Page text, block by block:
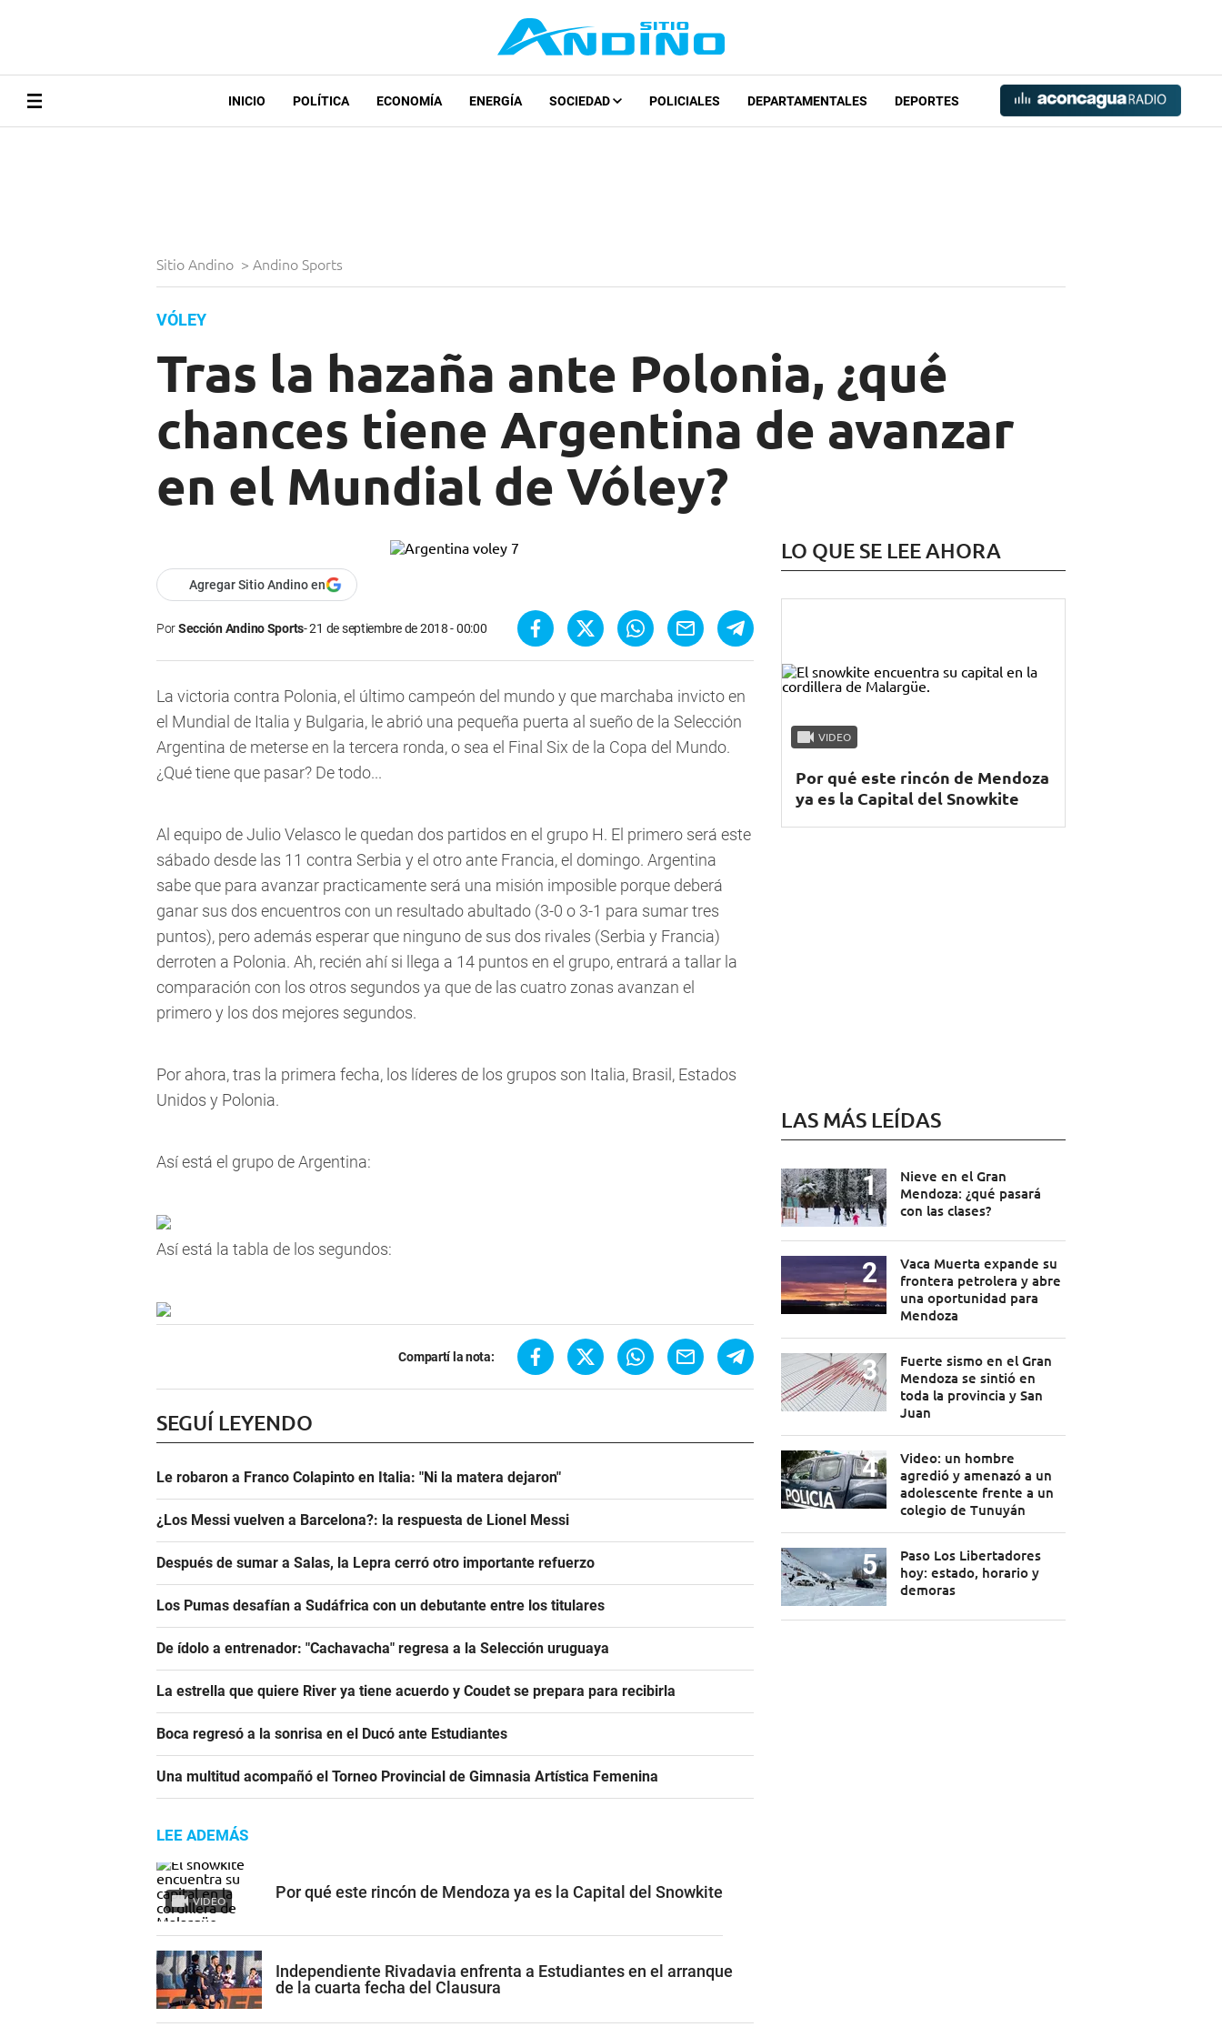
INICIO POLÍTICA ECONOMÍA ENERGÍA SOCIEDAD POLICIALES DEPARTAMENTALES DEPORTES
Sitio Andino > Andino Sports
VÓLEY
Tras la hazaña ante Polonia, ¿qué
chances tiene Argentina de avanzar
en el Mundial de Vóley?
Agregar Sitio Andino en
PorSección Andino Sports 21 de septiembre de 2018 - 00:00
La victoria contra Polonia, el último campeón del mundo y que marchaba invicto en
el Mundial de Italia y Bulgaria, le abrió una pequeña puerta al sueño de la Selección
Argentina de meterse en la tercera ronda, o sea el Final Six de la Copa del Mundo.
¿Qué tiene que pasar? De todo...
Al equipo de Julio Velasco le quedan dos partidos en el grupo H. El primero será este
sábado desde las 11 contra Serbia y el otro ante Francia, el domingo. Argentina
sabe que para avanzar practicamente será una misión imposible porque deberá
ganar sus dos encuentros con un resultado abultado (3-0 o 3-1 para sumar tres
puntos), pero además esperar que ninguno de sus dos rivales (Serbia y Francia)
derroten a Polonia. Ah, recién ahí si llega a 14 puntos en el grupo, entrará a tallar la
comparación con los otros segundos ya que de las cuatro zonas avanzan el
primero y los dos mejores segundos.
Por ahora, tras la primera fecha, los líderes de los grupos son Italia, Brasil, Estados
Unidos y Polonia.
Así está el grupo de Argentina:
Así está la tabla de los segundos:
Compartí la nota:
SEGUÍ LEYENDO
Le robaron a Franco Colapinto en Italia: "Ni la matera dejaron"
¿Los Messi vuelven a Barcelona?: la respuesta de Lionel Messi
Después de sumar a Salas, la Lepra cerró otro importante refuerzo
Los Pumas desafían a Sudáfrica con un debutante entre los titulares
De ídolo a entrenador: "Cachavacha" regresa a la Selección uruguaya
La estrella que quiere River ya tiene acuerdo y Coudet se prepara para recibirla
Boca regresó a la sonrisa en el Ducó ante Estudiantes
Una multitud acompañó el Torneo Provincial de Gimnasia Artística Femenina
LEE ADEMÁS
VIDEO Por qué este rincón de Mendoza ya es la Capital del Snowkite
Independiente Rivadavia enfrenta a Estudiantes en el arranque
de la cuarta fecha del Clausura
LO QUE SE LEE AHORA
VIDEO
Por qué este rincón de Mendoza
ya es la Capital del Snowkite
LAS MÁS LEÍDAS
Nieve en el Gran
Mendoza: ¿qué pasará
con las clases?
Vaca Muerta expande su
frontera petrolera y abre
una oportunidad para
Mendoza
Fuerte sismo en el Gran
Mendoza se sintió en
toda la provincia y San
Juan
Video: un hombre
agredió y amenazó a un
adolescente frente a un
colegio de Tunuyán
Paso Los Libertadores
hoy: estado, horario y
demoras